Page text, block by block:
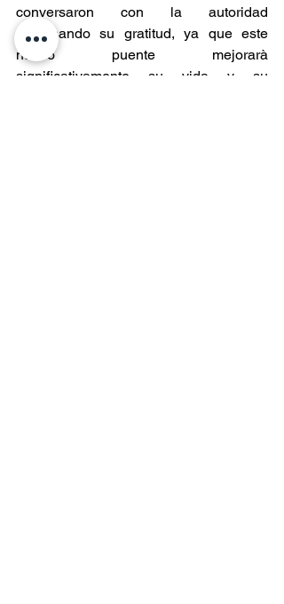
conversaron con la autoridad
expresando su gratitud, ya que este
nuevo puente mejorarà
significativamente su vida y su